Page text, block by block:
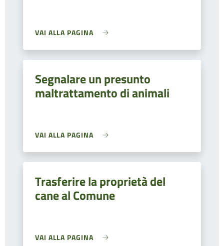
VAI ALLA PAGINA
Segnalare un presunto
maltrattamento di animali
VAI ALLA PAGINA
Trasferire la proprietà del
cane al Comune
VAI ALLA PAGINA